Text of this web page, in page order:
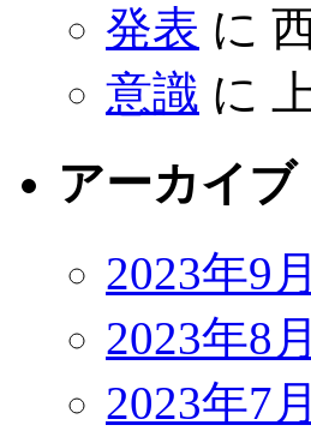
発表 に
意識 に
アーカイブ
2023年9月
2023年8月
2023年7月